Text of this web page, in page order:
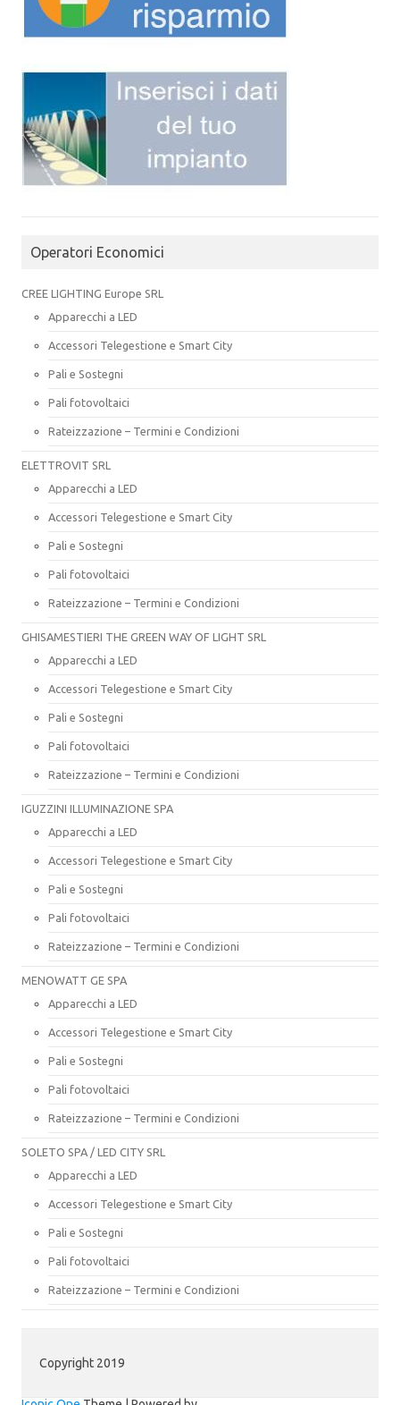
Operatori Economici
CREE LIGHTING Europe SRL
Apparecchi a LED
Accessori Telegestione e Smart City
Pali e Sostegni
Pali fotovoltaici
Rateizzazione – Termini e Condizioni
ELETTROVIT SRL
Apparecchi a LED
Accessori Telegestione e Smart City
Pali e Sostegni
Pali fotovoltaici
Rateizzazione – Termini e Condizioni
GHISAMESTIERI THE GREEN WAY OF LIGHT SRL
Apparecchi a LED
Accessori Telegestione e Smart City
Pali e Sostegni
Pali fotovoltaici
Rateizzazione – Termini e Condizioni
IGUZZINI ILLUMINAZIONE SPA
Apparecchi a LED
Accessori Telegestione e Smart City
Pali e Sostegni
Pali fotovoltaici
Rateizzazione – Termini e Condizioni
MENOWATT GE SPA
Apparecchi a LED
Accessori Telegestione e Smart City
Pali e Sostegni
Pali fotovoltaici
Rateizzazione – Termini e Condizioni
SOLETO SPA / LED CITY SRL
Apparecchi a LED
Accessori Telegestione e Smart City
Pali e Sostegni
Pali fotovoltaici
Rateizzazione – Termini e Condizioni
Copyright 2019